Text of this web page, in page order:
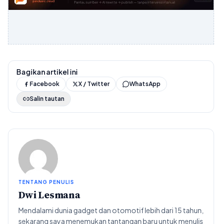
Bagikan artikel ini
Facebook X / Twitter
WhatsApp
Salin tautan
TENTANG PENULIS
Dwi Lesmana
Mendalami dunia gadget dan otomotif lebih dari 15 tahun,
sekarang saya menemukan tantangan baru untuk menulis